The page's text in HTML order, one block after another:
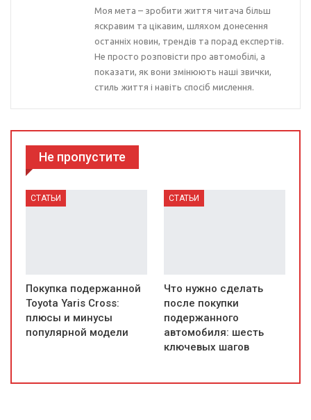
Моя мета – зробити життя читача більш
яскравим та цікавим, шляхом донесення
останніх новин, трендів та порад експертів.
Не просто розповісти про автомобілі, а
показати, як вони змінюють наші звички,
стиль життя і навіть спосіб мислення.
Не пропустите
СТАТЬИ
Покупка подержанной
Toyota Yaris Cross:
плюсы и минусы
популярной модели
СТАТЬИ
Что нужно сделать
после покупки
подержанного
автомобиля: шесть
ключевых шагов